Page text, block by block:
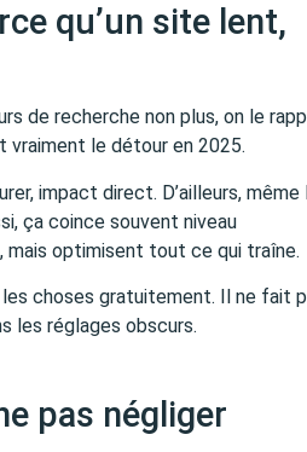
qu’un site lent,
de recherche non plus, on le
vraiment le détour en 2025.
impact direct. D’ailleurs, même
ça coince souvent niveau
mais optimisent tout ce qui traîne.
les choses gratuitement. Il ne fait
les réglages obscurs.
pas négliger